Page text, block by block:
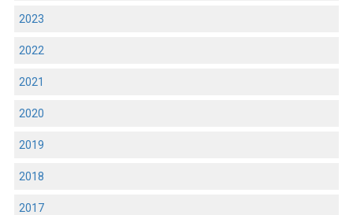
2023
2022
2021
2020
2019
2018
2017